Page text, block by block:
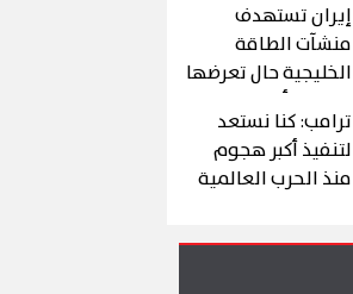
داخل الكلية
إيران تستهدف
منشآت الطاقة
الخليجية حال تعرضها
لهجوم أمريكي
ترامب: كنا نستعد
لتنفيذ أكبر هجوم
منذ الحرب العالمية
التوصل إلى اتفاق